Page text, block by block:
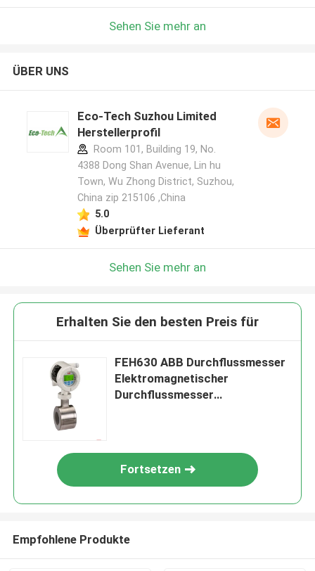
Sehen Sie mehr an
ÜBER UNS
Eco-Tech Suzhou Limited
Herstellerprofil
Room 101, Building 19, No.
4388 Dong Shan Avenue, Lin hu
Town, Wu Zhong District, Suzhou,
China zip 215106 ,China
5.0
Überprüfter Lieferant
Sehen Sie mehr an
Erhalten Sie den besten Preis für
FEH630 ABB Durchflussmesser
Elektromagnetischer
Durchflussmesser
Fortsetzen
Empfohlene Produkte